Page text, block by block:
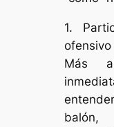
1.
Más